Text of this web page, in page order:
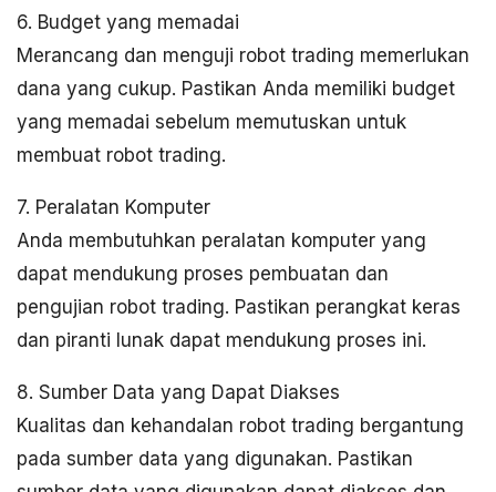
6. Budget yang memadai
Merancang dan menguji robot trading memerlukan
dana yang cukup. Pastikan Anda memiliki budget
yang memadai sebelum memutuskan untuk
membuat robot trading.
7. Peralatan Komputer
Anda membutuhkan peralatan komputer yang
dapat mendukung proses pembuatan dan
pengujian robot trading. Pastikan perangkat keras
dan piranti lunak dapat mendukung proses ini.
8. Sumber Data yang Dapat Diakses
Kualitas dan kehandalan robot trading bergantung
pada sumber data yang digunakan. Pastikan